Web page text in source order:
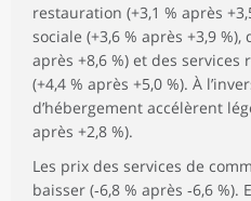
restauration (+3,1 % après
sociale (+3,6 % après +3,9 %),
après +8,6 %) et des
(+4,4 % après +5,0 %). À
d’hébergement accélèrent
après +2,8 %).
Les prix des services de
baisser (‑6,8 % après ‑6,6 %).